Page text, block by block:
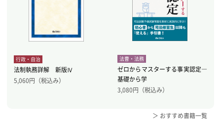
行政・自治
法制執務詳解 新版Ⅳ
5,060円（税込み）
法曹・法務
ゼロからマスターする事実認定―
基礎から学
3,080円（税込み）
＞ おすすめ書籍一覧